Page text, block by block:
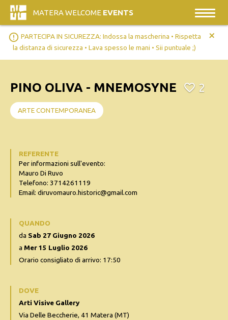
MATERA WELCOME EVENTS
error_outline PARTECIPA IN SICUREZZA: Indossa la mascherina • Rispetta
la distanza di sicurezza • Lava spesso le mani • Sii puntuale ;)
+
PINO OLIVA - MNEMOSYNE 2
ARTE CONTEMPORANEA
REFERENTE
Per informazioni sull'evento:
Mauro Di Ruvo
Telefono: 3714261119
Email: diruvomauro.historic@gmail.com
QUANDO
da Sab 27 Giugno 2026
a Mer 15 Luglio 2026
Orario consigliato di arrivo: 17:50
DOVE
Arti Visive Gallery
Via Delle Beccherie, 41 Matera (MT)